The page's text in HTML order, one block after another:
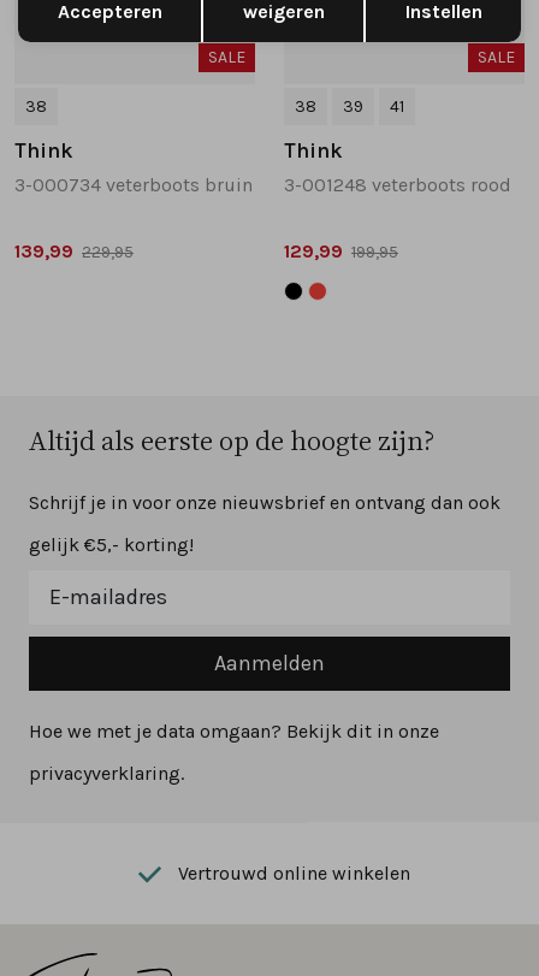
SALE
38
Think
3-000734 veterboots bruin
139,99 229,95
SALE
38 39 41
Think
3-001248 veterboots rood
129,99 199,95
Altijd als eerste op de hoogte zijn?
Schrijf je in voor onze nieuwsbrief en ontvang dan ook
gelijk €5,- korting!
Aanmelden
Hoe we met je data omgaan? Bekijk dit in onze
privacyverklaring.
Vertrouwd online winkelen
Accepteren weigeren Instellen